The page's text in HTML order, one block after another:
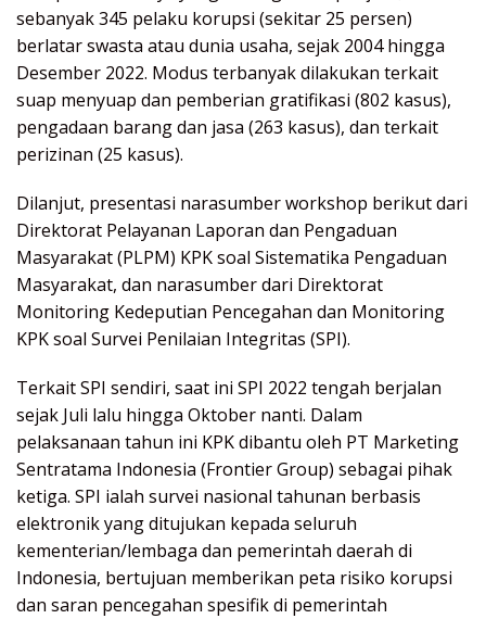
sebanyak 345 pelaku korupsi (sekitar 25 persen)
berlatar swasta atau dunia usaha, sejak 2004 hingga
Desember 2022. Modus terbanyak dilakukan terkait
suap menyuap dan pemberian gratifikasi (802 kasus),
pengadaan barang dan jasa (263 kasus), dan terkait
perizinan (25 kasus).
Dilanjut, presentasi narasumber workshop berikut dari
Direktorat Pelayanan Laporan dan Pengaduan
Masyarakat (PLPM) KPK soal Sistematika Pengaduan
Masyarakat, dan narasumber dari Direktorat
Monitoring Kedeputian Pencegahan dan Monitoring
KPK soal Survei Penilaian Integritas (SPI).
Terkait SPI sendiri, saat ini SPI 2022 tengah berjalan
sejak Juli lalu hingga Oktober nanti. Dalam
pelaksanaan tahun ini KPK dibantu oleh PT Marketing
Sentratama Indonesia (Frontier Group) sebagai pihak
ketiga. SPI ialah survei nasional tahunan berbasis
elektronik yang ditujukan kepada seluruh
kementerian/lembaga dan pemerintah daerah di
Indonesia, bertujuan memberikan peta risiko korupsi
dan saran pencegahan spesifik di pemerintah